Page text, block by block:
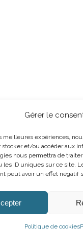
Gérer le
meilleures expériences,
stocker et/ou accéder aux
nous permettra de
les ID uniques sur ce site.
peut avoir un effet négatif
Politique de cookies